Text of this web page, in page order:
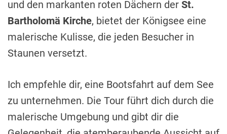
und den markanten roten Dächern der St.
Bartholomä Kirche, bietet der Königsee eine
malerische Kulisse, die jeden Besucher in
Staunen versetzt.
Ich empfehle dir, eine Bootsfahrt auf dem See
zu unternehmen. Die Tour führt dich durch die
malerische Umgebung und gibt dir die